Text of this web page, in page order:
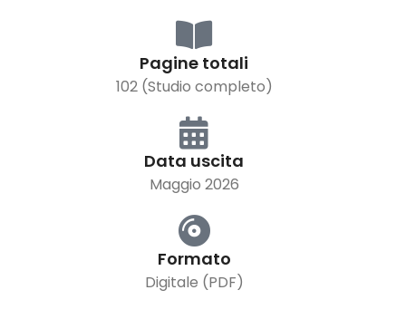
Pagine totali
102 (Studio completo)
Data uscita
Maggio 2026
Formato
Digitale (PDF)